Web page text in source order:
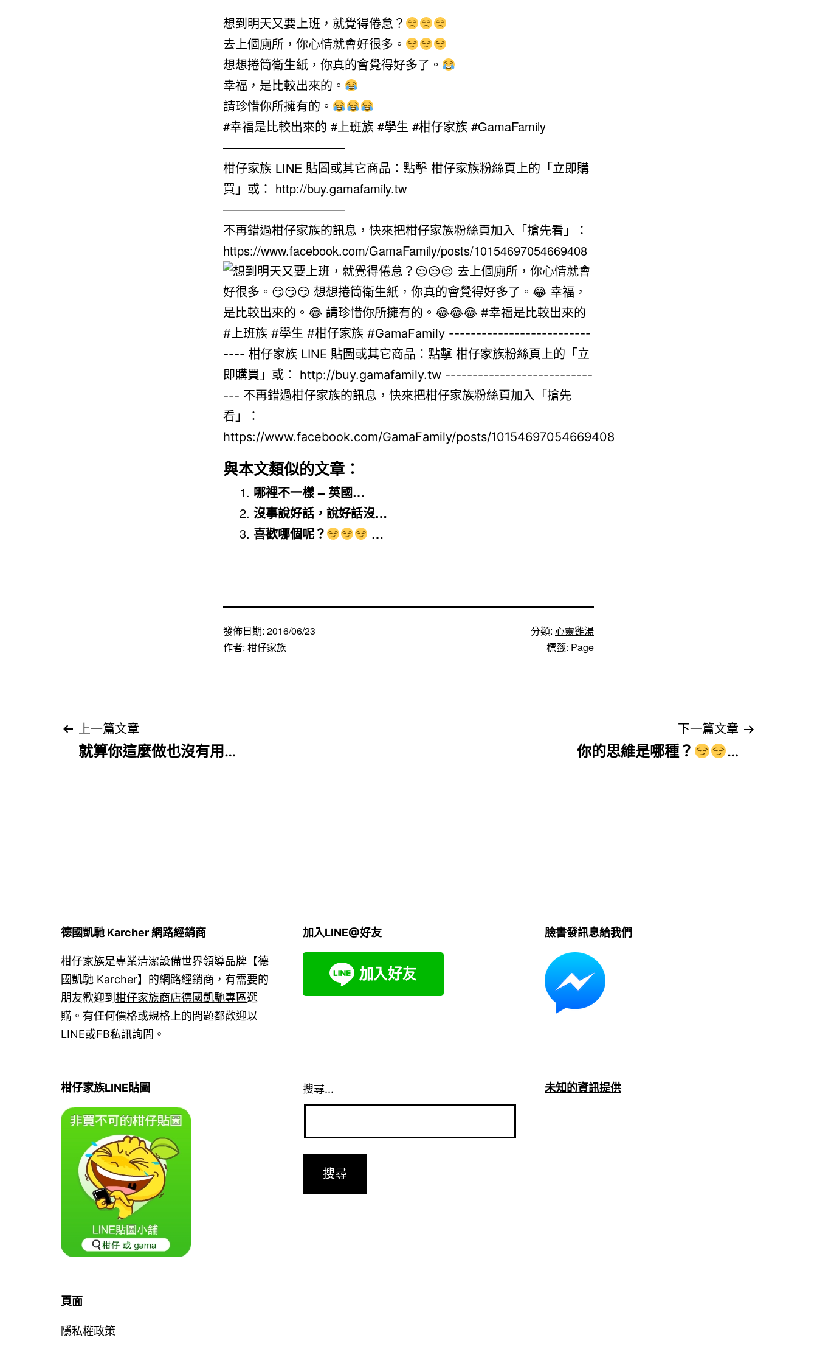
想到明天又要上班，就覺得倦怠？
去上個廁所，你心情就會好很多。
想想捲筒衛生紙，你真的會覺得好多了。
幸福，是比較出來的。
請珍惜你所擁有的。
#幸福是比較出來的 #上班族 #學生 #柑仔家族 #GamaFamily
——————————
柑仔家族 LINE 貼圖或其它商品：點擊 柑仔家族粉絲頁上的「立即購
買」或： http://buy.gamafamily.tw
——————————
不再錯過柑仔家族的訊息，快來把柑仔家族粉絲頁加入「搶先看」：
https://www.facebook.com/GamaFamily/posts/10154697054669408
與本文類似的文章：
哪裡不一樣 – 英國…
沒事說好話，說好話沒…
喜歡哪個呢？
…
發佈日期: 2016/06/23
作者: 柑仔家族
分類: 心靈雞湯
標籤: Page
文上一篇文章
就算你這麼做也沒有用…
下一篇文章
你的思維是哪種？
…
德國凱馳 Karcher 網路經銷商
柑仔家族是專業清潔設備世界領導品牌【德
國凱馳 Karcher】的網路經銷商，有需要的
朋友歡迎到 柑仔家族商店德國凱馳專區選
購。有任何價格或規格上的問題都歡迎以
LINE或FB私訊詢問。
加入LINE@好友 臉書發訊息給我們
柑仔家族LINE貼圖 搜尋... 未知的資訊提供
頁面
隱私權政策